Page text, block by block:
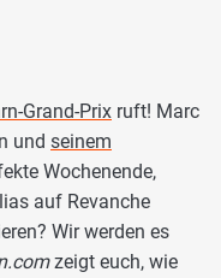
Grand-Prix ruft! Marc
und seinem
Wochenende,
auf Revanche
Wir werden es
zeigt euch, wie